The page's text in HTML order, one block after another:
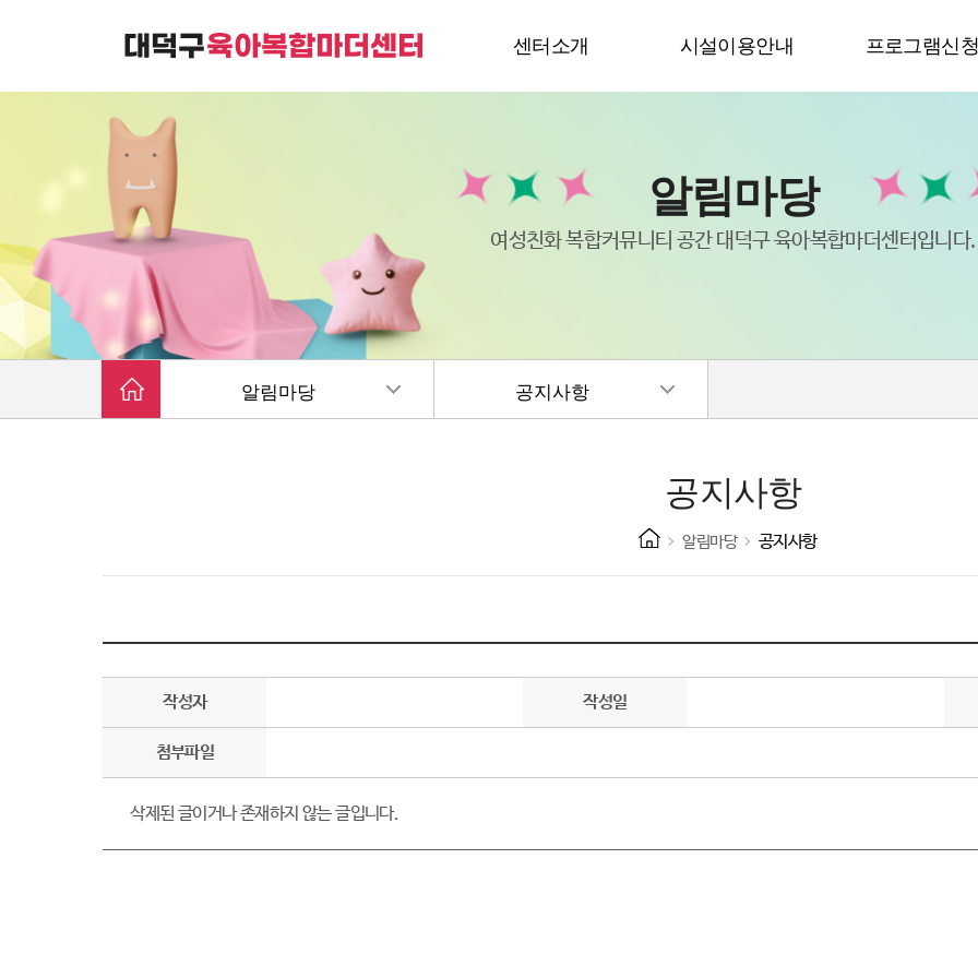
센터소개
대덕구육아복합마더센터는
가족친화 복합커뮤니티 공간입니다.
시설이용안내 프로그램신청
알림마당
여성친화 복합커뮤니티 공간 대덕구 육아복합마더센터입니다.
알림마당 공지사항
공지사항
알림마당 공지사항
작성자 작성일
첨부파일
삭제된 글이거나 존재하지 않는 글입니다.